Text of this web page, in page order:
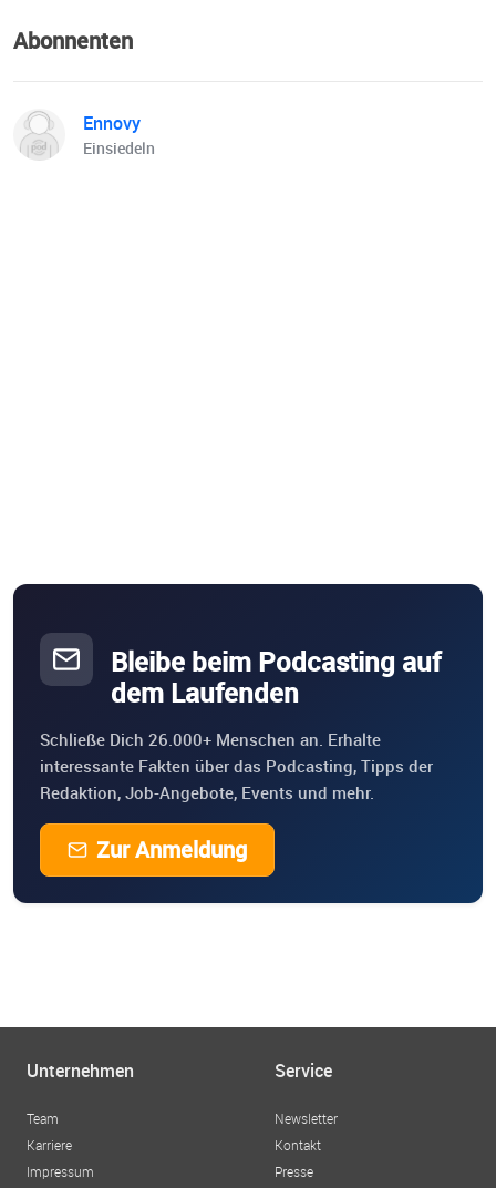
Abonnenten
Ennovy
Einsiedeln
Bleibe beim Podcasting auf
dem Laufenden
Schließe Dich 26.000+ Menschen an. Erhalte
interessante Fakten über das Podcasting, Tipps der
Redaktion, Job-Angebote, Events und mehr.
Zur Anmeldung
Unternehmen
Team
Karriere
Impressum
Service
Newsletter
Kontakt
Presse